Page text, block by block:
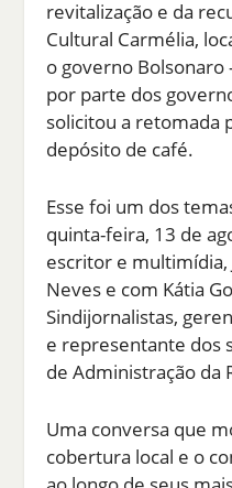
revitalização e da
Cultural Carmélia,
o governo Bolsonaro
por parte dos
solicitou a retomada
depósito de café.
Esse foi um dos
quinta-feira, 13 de
escritor e multimídia,
Neves e com Kátia
Sindijornalistas,
e representante dos
de Administração da
Uma conversa que
cobertura local e o